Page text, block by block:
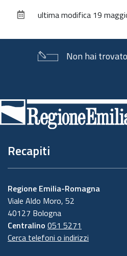
documentoultima modifica 19
Non hai
di
pagina
Recapiti
Regione Emilia-Romagna
Viale Aldo Moro, 52
40127 Bologna
Centralino 051 5271
Cerca telefoni o indirizzi